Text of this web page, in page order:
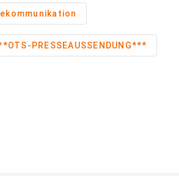
***OTS-PRESSEAUSSENDUNG***